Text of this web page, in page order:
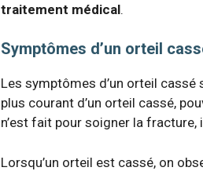
traitement médical.
Symptômes d’un orteil
Les symptômes d’un orteil
plus courant d’un orteil cassé,
n’est fait pour soigner la
Lorsqu’un orteil est cassé, on